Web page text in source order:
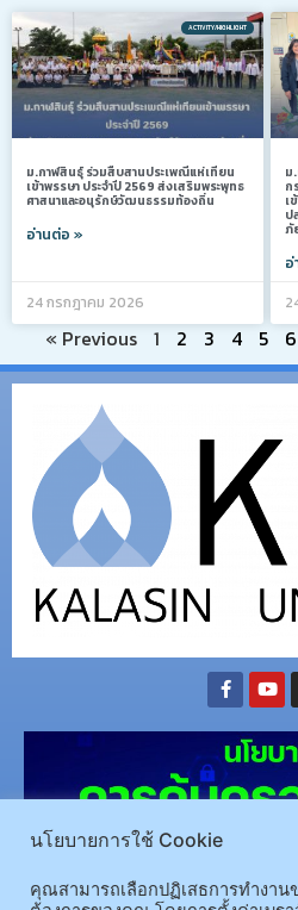
ACTIVITY/HIGHLIGHT
ม.กาฬสินธุ์ ร่วมสืบสานประเพณีแห่เทียน
เข้าพรรษา ประจำปี 2569 ส่งเสริมพระพุทธ
ศาสนาและอนุรักษ์วัฒนธรรมท้องถิ่น
อ่านต่อ »
24 กรกฎาคม 2026
ม
ก
เ
ป
ภั
อ่
« Previous 1 2 3 4 5 6
นโยบายการใช้ Cookie
คุณสามารถเลือกปฏิเสธการทำงา